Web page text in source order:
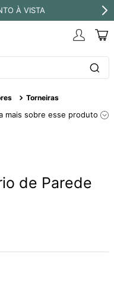
À VISTA
Torneiras
mais sobre esse produto
de Parede